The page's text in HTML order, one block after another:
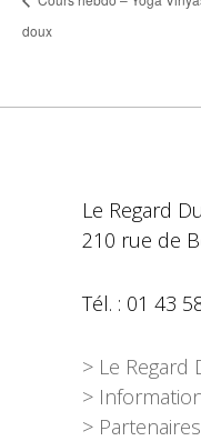
doux
Le Regard
210 rue de
Tél. : 01 43
> Le Regard
>
> Partenaires